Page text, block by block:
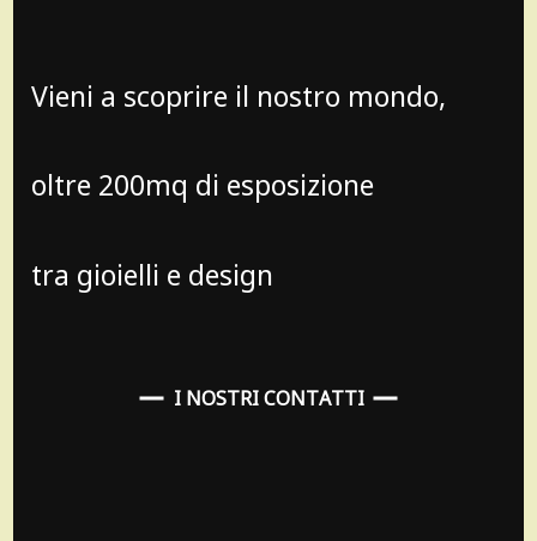
Vieni a scoprire il nostro mondo,
oltre 200mq di esposizione
tra gioielli e design
I NOSTRI CONTATTI